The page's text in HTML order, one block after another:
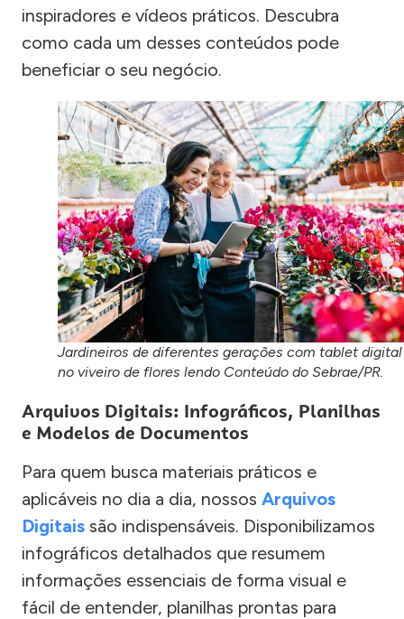
inspiradores e vídeos práticos. Descubra
como cada um desses conteúdos pode
beneficiar o seu negócio.
Jardineiros de diferentes gerações com tablet digital
no viveiro de flores lendo Conteúdo do Sebrae/PR.
Arquivos Digitais: Infográficos, Planilhas
e Modelos de Documentos
Para quem busca materiais práticos e
aplicáveis no dia a dia, nossos Arquivos
Digitais são indispensáveis. Disponibilizamos
infográficos detalhados que resumem
informações essenciais de forma visual e
fácil de entender, planilhas prontas para